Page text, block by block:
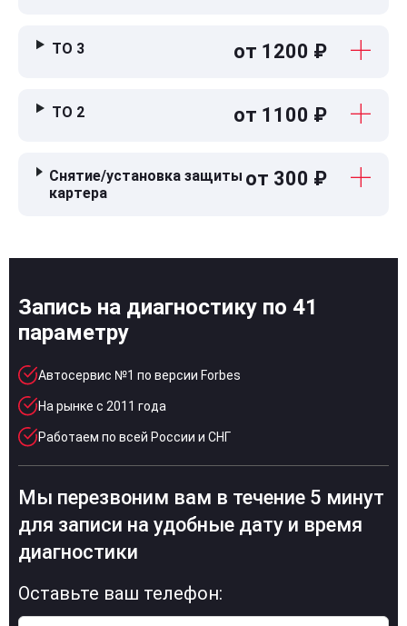
ТО 3 от 1200 ₽
ТО 2 от 1100 ₽
Снятие/установка защиты
картера
от 300 ₽
Запись на диагностику по 41
параметру
Автосервис №1 по версии Forbes
На рынке с 2011 года
Работаем по всей России и СНГ
Мы перезвоним вам в течение 5 минут
для записи на удобные дату и время
диагностики
Оставьте ваш телефон: